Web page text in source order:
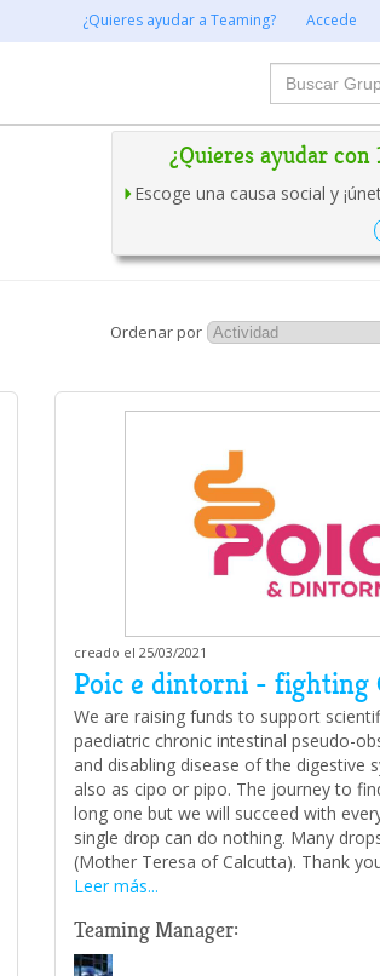
¿Quieres ayudar a Teaming? Accede
Buscar
¿Quieres ayudar con
Escoge una causa social y
Ordenar por
creado el 25/03/2021
Poic e dintorni - fighting
We are raising funds to support
paediatric chronic intestinal pseudo-
and disabling disease of the digestive
also as cipo or pipo. The journey to
long one but we will succeed with
single drop can do nothing. Many
(Mother Teresa of Calcutta). Thank
Leer más...
Teaming Manager: